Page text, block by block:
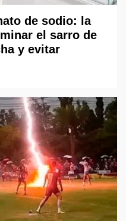
de sodio: la
el sarro de
y evitar